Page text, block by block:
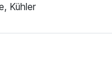
Kühler